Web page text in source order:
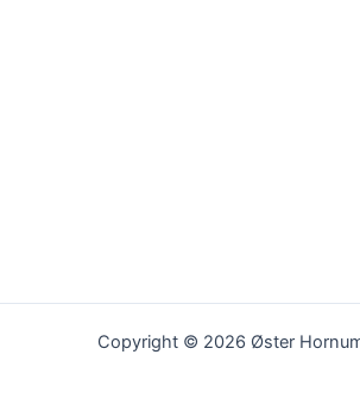
Copyright © 2026 Øster